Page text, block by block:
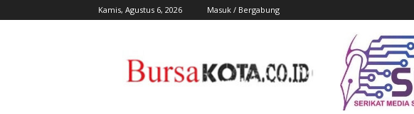
Kamis, Agustus 6, 2026 Masuk / Bergabung
Kota